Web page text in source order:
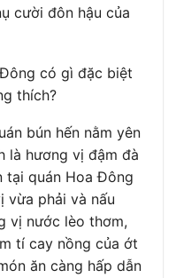
cười đôn hậu của
Đông có gì đặc biệt
thích?
bún hến nằm yên
là hương vị đậm đà
tại quán Hoa Đông
vừa phải và nấu
vị nước lèo thơm,
tí cay nồng của ớt
ăn càng hấp dẫn